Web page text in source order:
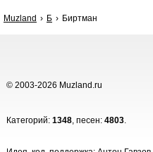
Muzland Б Биртман
© 2003-2026 Muzland.ru
Категорий: 1348, песен: 4803.